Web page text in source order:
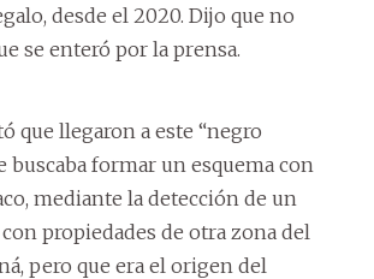
desde el 2020. Dijo que no
se enteró por la prensa.
que llegaron a este “negro
buscaba formar un esquema con
mediante la detección de un
propiedades de otra zona del
pero que era el origen del